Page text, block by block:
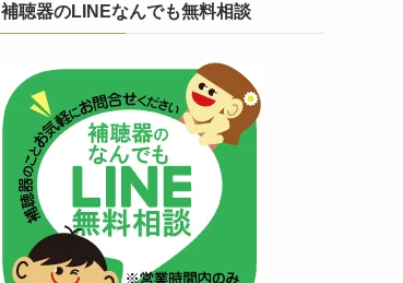
補聴器のLINEなんでも無料相談